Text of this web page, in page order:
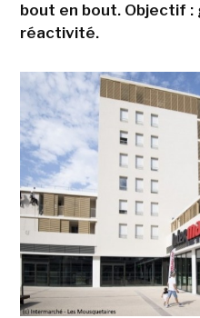
bout en bout. Objectif
réactivité.